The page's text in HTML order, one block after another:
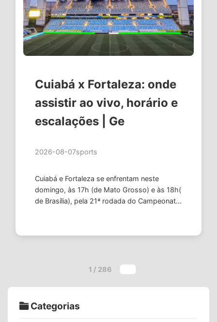
Cuiabá x Fortaleza: onde
assistir ao vivo, horário e
escalações | Ge
2026-08-07sports
Cuiabá e Fortaleza se enfrentam neste
domingo, às 17h (de Mato Grosso) e às 18h(
de Brasília), pela 21ª rodada do Campeonato
1 / 286
Categorias